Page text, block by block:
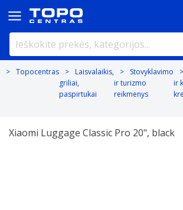
Topocentras
Laisvalaikis,
griliai,
paspirtukai
Stovyklavimo
ir turizmo
reikmenys
ir
Xiaomi Luggage Classic Pro 20", black